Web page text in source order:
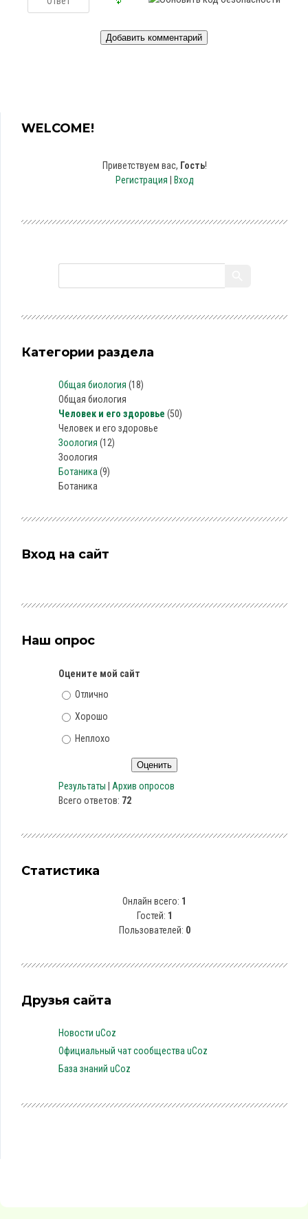
WELCOME!
Приветствуем вас, Гость!
Регистрация
Вход
Категории раздела
Общая биология (18)
Общая биология
Человек и его здоровье (50)
Человек и его здоровье
Зоология (12)
Зоология
Ботаника (9)
Ботаника
Вход на сайт
Наш опрос
Оцените мой сайт
Отлично
Хорошо
Неплохо
Результаты
Архив опросов
Всего ответов: 72
Статистика
Онлайн всего: 1
Гостей: 1
Пользователей: 0
Друзья сайта
Новости uCoz
Официальный чат сообщества uCoz
База знаний uCoz